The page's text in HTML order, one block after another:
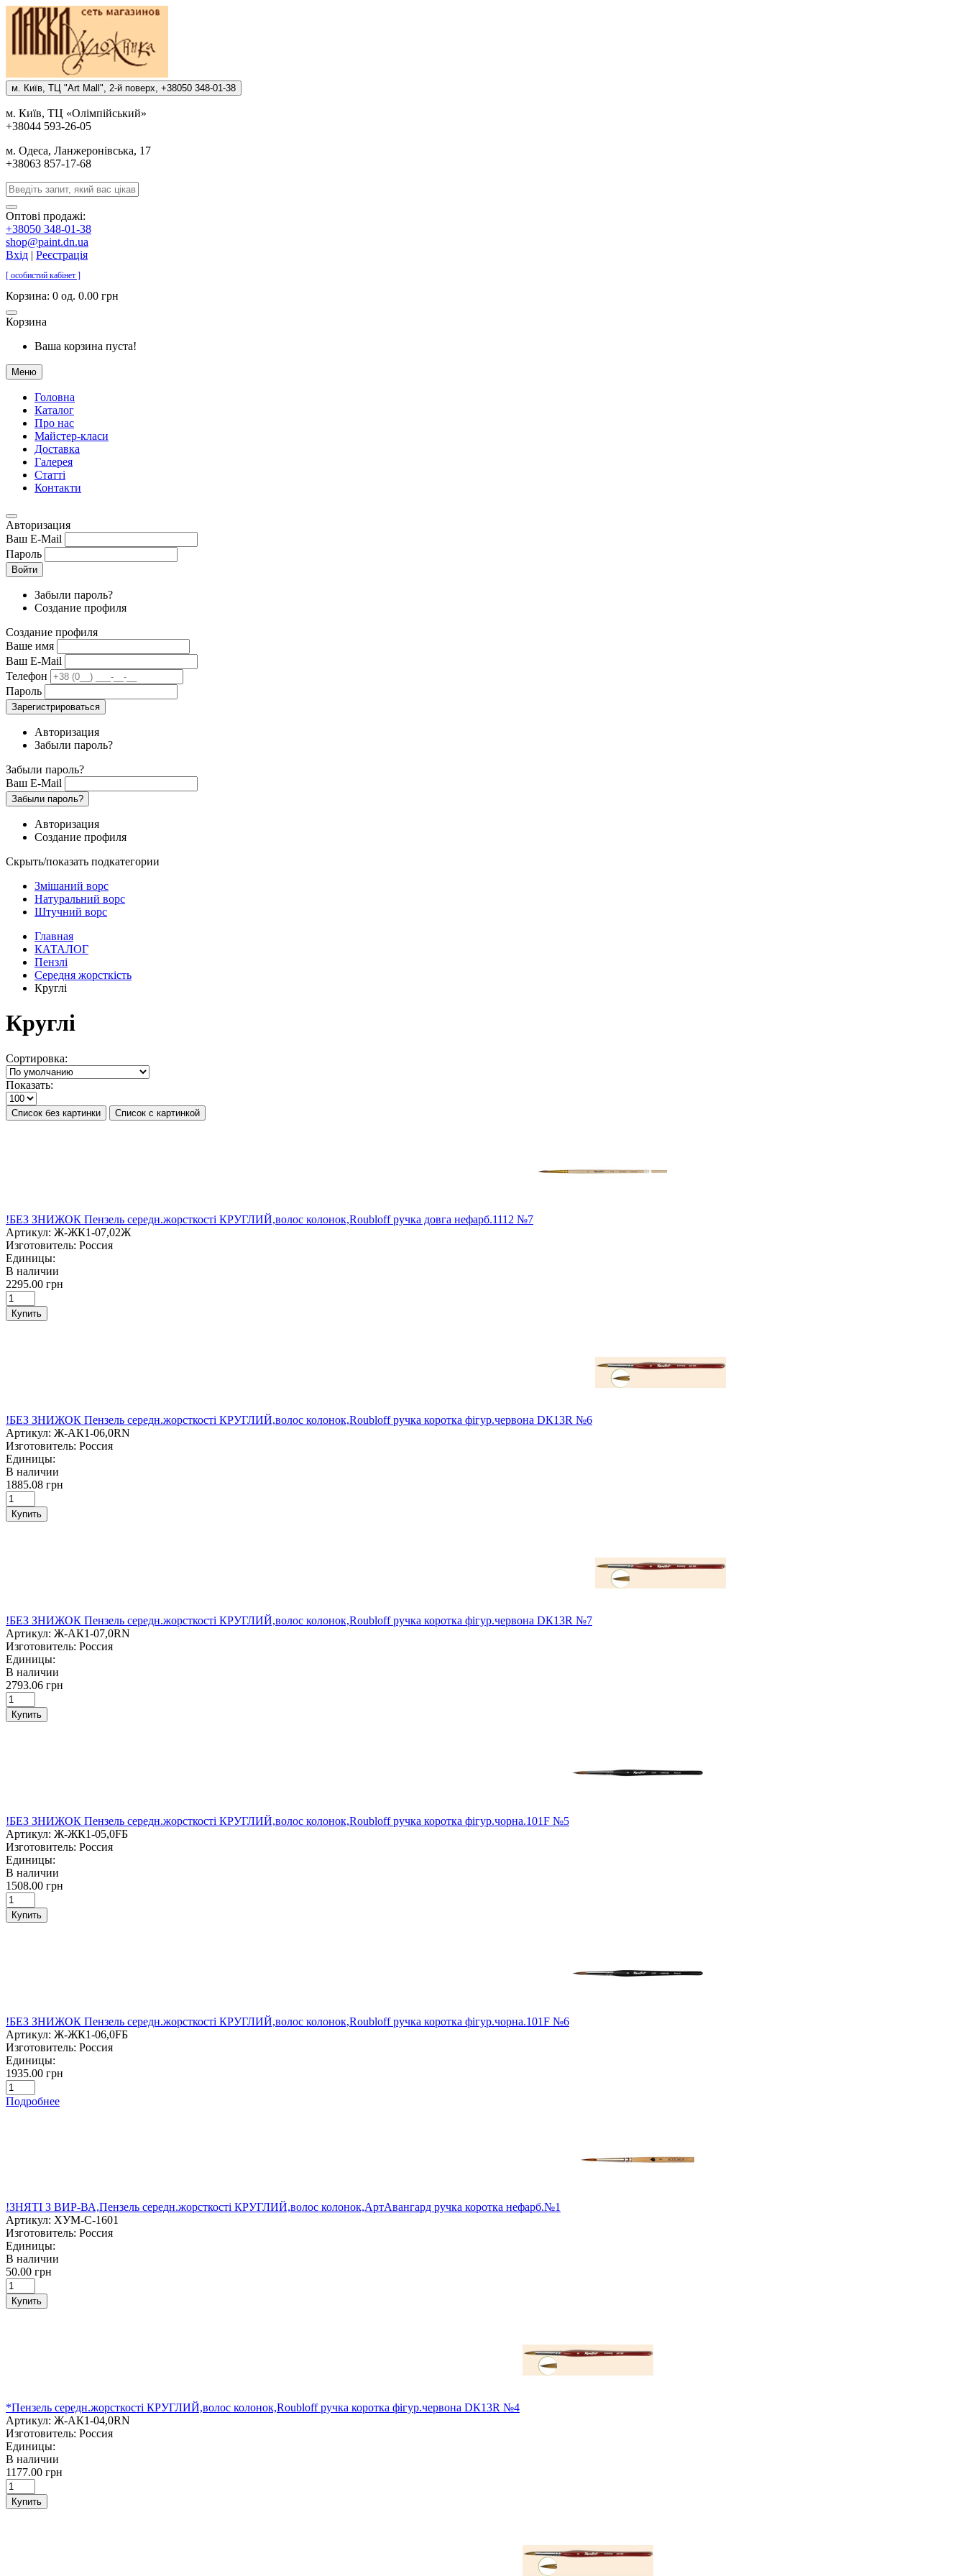
м. Киïв, ТЦ "Art Mall", 2-й поверх, +38050 348-01-38
м. Киïв, ТЦ «Олiмпiйський»
+38044 593-26-05
м. Одеса, Ланжеронiвська, 17
+38063 857-17-68
Оптові продажі:
+38050 348-01-38
shop@paint.dn.ua
Вхід | Реєстрація
[ особистий кабінет ]
Корзина: 0 од. 0.00 грн
Корзина
Ваша корзина пуста!
Меню
Головна
Каталог
Про нас
Майстер-класи
Доставка
Галерея
Статтi
Контакти
Авторизация
Ваш E-Mail
Пароль
Войти
Забыли пароль?
Создание профиля
Создание профиля
Ваше имя
Ваш E-Mail
Телефон
Пароль
Зарегистрироваться
Авторизация
Забыли пароль?
Забыли пароль?
Ваш E-Mail
Забыли пароль?
Авторизация
Создание профиля
Скрыть/показать подкатегории
Змішаний ворс
Натуральний ворс
Штучний ворс
Главная
КАТАЛОГ
Пензлі
Середня жорсткість
Круглі
Круглі
Сортировка:
Показать:
Список без картинки Список с картинкой
!БЕЗ ЗНИЖОК Пензель середн.жорсткості КРУГЛИЙ,волос колонок,Roubloff ручка довга нефарб.1112 №7
Артикул: Ж-ЖК1-07,02Ж
Изготовитель: Россия
Единицы:
В наличии
2295.00 грн
Купить
!БЕЗ ЗНИЖОК Пензель середн.жорсткості КРУГЛИЙ,волос колонок,Roubloff ручка коротка фігур.червона DК13R №6
Артикул: Ж-АК1-06,0RN
Изготовитель: Россия
Единицы:
В наличии
1885.08 грн
Купить
!БЕЗ ЗНИЖОК Пензель середн.жорсткості КРУГЛИЙ,волос колонок,Roubloff ручка коротка фігур.червона DК13R №7
Артикул: Ж-АК1-07,0RN
Изготовитель: Россия
Единицы:
В наличии
2793.06 грн
Купить
!БЕЗ ЗНИЖОК Пензель середн.жорсткості КРУГЛИЙ,волос колонок,Roubloff ручка коротка фігур.чорна.101F №5
Артикул: Ж-ЖК1-05,0FБ
Изготовитель: Россия
Единицы:
В наличии
1508.00 грн
Купить
!БЕЗ ЗНИЖОК Пензель середн.жорсткості КРУГЛИЙ,волос колонок,Roubloff ручка коротка фігур.чорна.101F №6
Артикул: Ж-ЖК1-06,0FБ
Изготовитель: Россия
Единицы:
1935.00 грн
Подробнее
!ЗНЯТІ З ВИР-ВА,Пензель середн.жорсткості КРУГЛИЙ,волос колонок,АртАвангард ручка коротка нефарб.№1
Артикул: ХУМ-C-1601
Изготовитель: Россия
Единицы:
В наличии
50.00 грн
Купить
*Пензель середн.жорсткості КРУГЛИЙ,волос колонок,Roubloff ручка коротка фігур.червона DК13R №4
Артикул: Ж-АК1-04,0RN
Изготовитель: Россия
Единицы:
В наличии
1177.00 грн
Купить